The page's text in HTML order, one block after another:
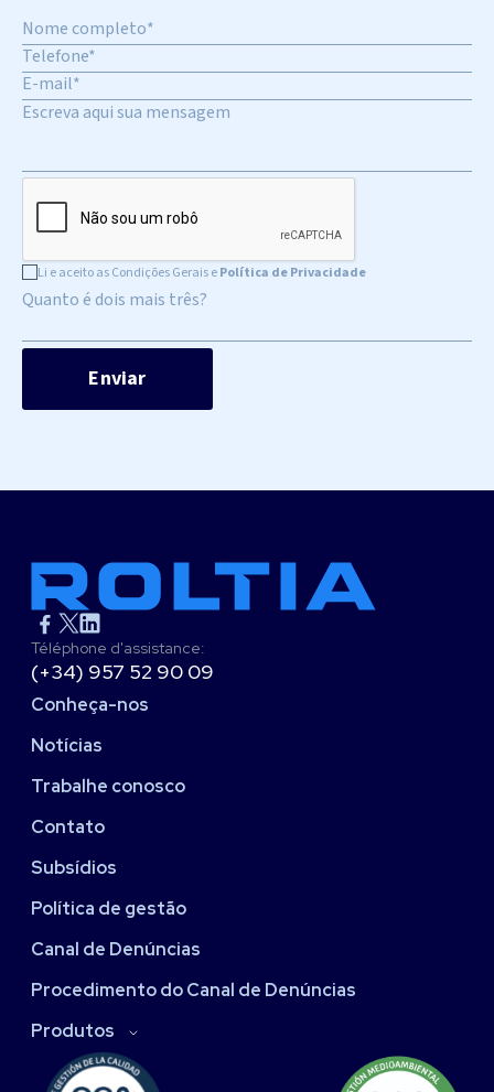
Li e aceito as Condições Gerais ePolítica de Privacidade
Quanto é dois mais três?
Téléphone d'assistance:
(+34) 957 52 90 09
Conheça-nos
Notícias
Trabalhe conosco
Contato
Subsídios
Política de gestão
Canal de Denúncias
Procedimento do Canal de Denúncias
Produtos